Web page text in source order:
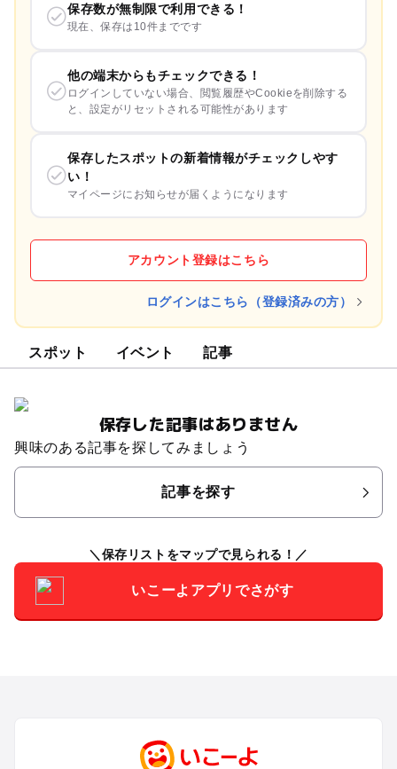
保存数が無制限で利用できる！
現在、保存は10件までです
他の端末からもチェックできる！
ログインしていない場合、閲覧履歴やCookieを削除する
と、設定がリセットされる可能性があります
保存したスポットの新着情報がチェックしやす
い！
マイページにお知らせが届くようになります
アカウント登録はこちら
ログインはこちら（登録済みの方）
スポット イベント 記事
保存した記事はありません
興味のある記事を探してみましょう
記事を探す
保存リストをマップで見られる！
いこーよアプリでさがす